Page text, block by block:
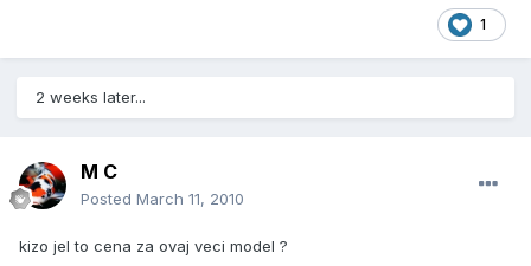
1
2 weeks later...
M C
Posted March 11, 2010
kizo jel to cena za ovaj veci model ?